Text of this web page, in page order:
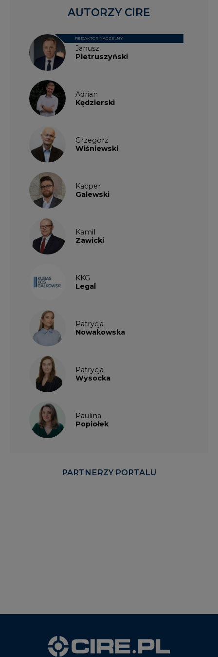
Janusz
Pietruszyński
REDAKTOR NACZELNY
Adrian
Kędzierski
Grzegorz
Wiśniewski
Kacper
Galewski
Kamil
Zawicki
KKG
Legal
Patrycja
Nowakowska
Patrycja
Wysocka
Paulina
Popiołek
AUTORZY CIRE
PARTNERZY PORTALU